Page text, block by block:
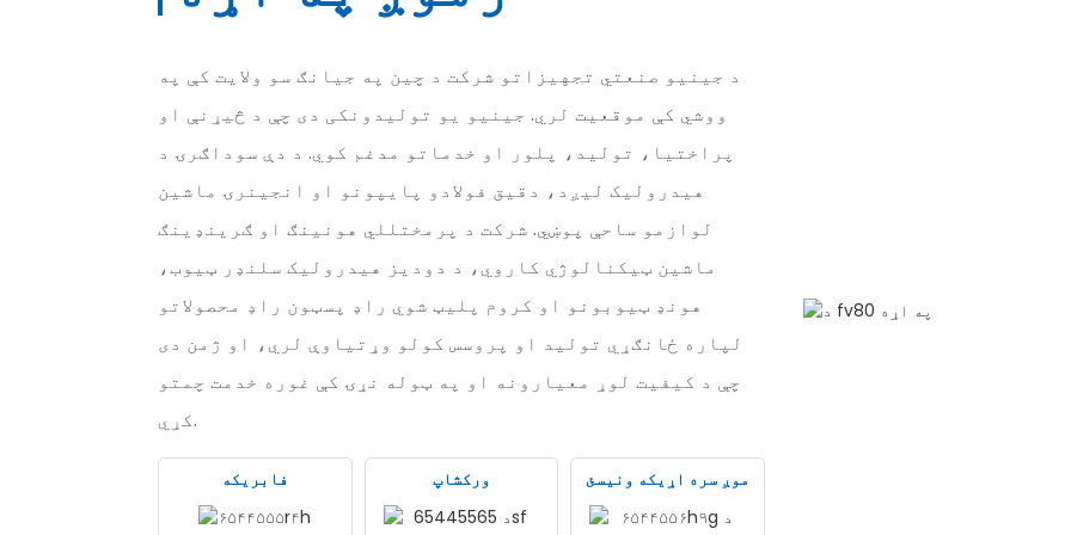
د جینیو صنعتي تجهیزاتو شرکت د چین په جیانګ سو ولایت کې په
ووشي کې موقعیت لري. جینیو یو تولیدونکی دی چې د څیړنې او
پراختیا، تولید، پلور او خدماتو مدغم کوي. د دې سوداګرۍ د
هیدرولیک لیږد، دقیق فولادو پایپونو او انجینرۍ ماشین
لوازمو ساحې پوښي. شرکت د پرمختللي هونینګ او ګرینډینګ
ماشین ټیکنالوژي کاروي، د دودیز هیدرولیک سلنډر ټیوب،
هونډ ټیوبونو او کروم پلیټ شوي راډ پسټون راډ محصولاتو
لپاره ځانګړي تولید او پروسس کولو وړتیاوې لري، او ژمن دی
چې د کیفیت لوړ معیارونه او په ټوله نړۍ کې غوره خدمت چمتو
کړي.
فابریکه ورکشاپ موږ سره اړیکه ونیسئ